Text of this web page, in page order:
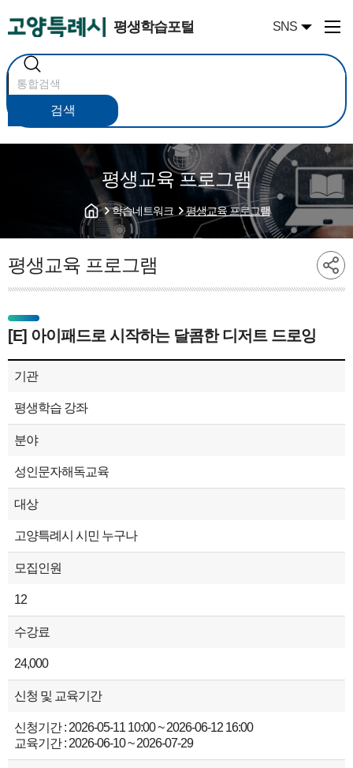
SNS
평생학습포털
통
합
검
색
검색
평생교육 프로그램
학습네트워크 평생교육 프로그램
평생교육 프로그램
[E] 아이패드로 시작하는 달콤한 디저트 드로잉
기관
평생학습 강좌
분야
성인문자해독교육
대상
고양특례시 시민 누구나
모집인원
12
수강료
24,000
신청 및 교육기간
신청기간 : 2026-05-11 10:00 ~ 2026-06-12 16:00
교육기간 : 2026-06-10 ~ 2026-07-29